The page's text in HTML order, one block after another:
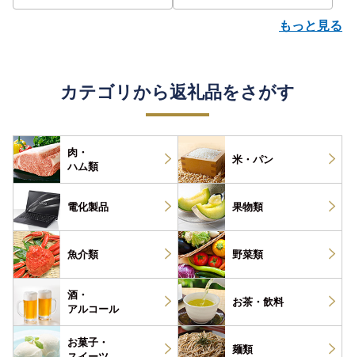
もっと見る
カテゴリから返礼品をさがす
肉・
ハム類
米・パン
電化製品 果物類
魚介類 野菜類
酒・
アルコール
お茶・ 飲料
お菓子・
麺類